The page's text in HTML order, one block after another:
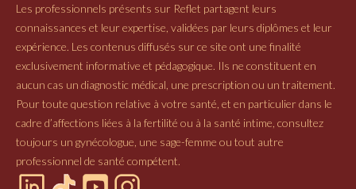
Les professionnels présents sur Reflet partagent leurs
connaissances et leur expertise, validées par leurs diplômes et leur
expérience. Les contenus diffusés sur ce site ont une finalité
exclusivement informative et pédagogique. Ils ne constituent en
aucun cas un diagnostic médical, une prescription ou un traitement.
Pour toute question relative à votre santé, et en particulier dans le
cadre d’affections liées à la fertilité ou à la santé intime, consultez
toujours un gynécologue, une sage-femme ou tout autre
professionnel de santé compétent.